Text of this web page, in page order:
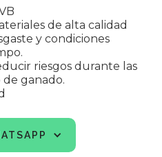
de alta calidad
y condiciones
riesgos durante las
ganado.